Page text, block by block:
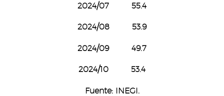
2024/07 55.4
2024/08 53.9
2024/09 49.7
2024/10 53.4
Fuente: INEGI.